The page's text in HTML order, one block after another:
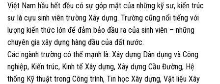
Việt Nam hầu hết đều có sự góp mặt của những kỹ sư, kiến trúc
sư là cựu sinh viên trường Xây dựng. Trường cũng nổi tiếng với
lượng kiến thức lớn để đảm bảo đầu ra của sinh viên – những
chuyên gia xây dựng hàng đầu của đất nước.
Các ngành trường có thế mạnh là: Xây dựng Dân dụng và Công
nghiệp, Kiến trúc, Kinh tế Xây dựng, Xây dựng Cầu Đường, Hệ
thống Kỹ thuật trong Công trình, Tin học Xây dựng, Vật liệu Xây